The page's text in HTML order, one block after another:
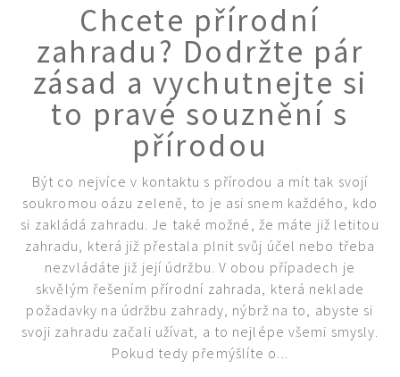
Chcete přírodní
zahradu? Dodržte pár
zásad a vychutnejte si
to pravé souznění s
přírodou
Být co nejvíce v kontaktu s přírodou a mít tak svojí
soukromou oázu zeleně, to je asi snem každého, kdo
si zakládá zahradu. Je také možné, že máte již letitou
zahradu, která již přestala plnit svůj účel nebo třeba
nezvládáte již její údržbu. V obou případech je
skvělým řešením přírodní zahrada, která neklade
požadavky na údržbu zahrady, nýbrž na to, abyste si
svoji zahradu začali užívat, a to nejlépe všemi smysly.
Pokud tedy přemýšlíte o...